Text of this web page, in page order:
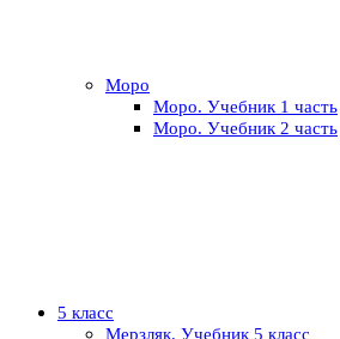
Моро
Моро. Учебник 1 часть
Моро. Учебник 2 часть
5 класс
Мерзляк. Учебник 5 класс